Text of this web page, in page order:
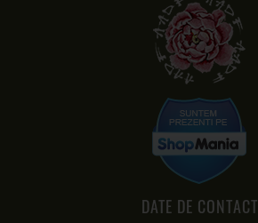
DATE DE CONTACT